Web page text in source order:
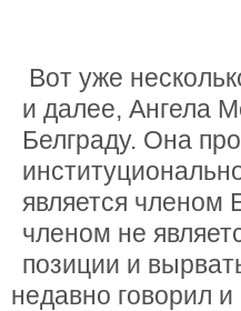
Вот уже
и далее, Ангела
Белграду. Она
является членом
членом не
позиции и
недавно говорил